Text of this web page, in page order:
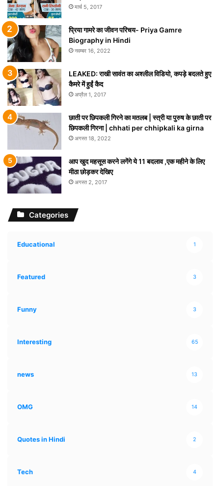
मार्च 5, 2017
प्रिया गामरे का जीवन परिचय- Priya Gamre
Biography in Hindi
नवम्बर 16, 2022
LEAKED: राखी सावंत का अश्लील विडियो, कपड़े बदलते हुए
कैमरे में हुईं कैद
अप्रैल 1, 2017
छाती पर छिपकली गिरने का मतलब | स्त्री या पुरुष के छाती पर
छिपकली गिरना | chhati per chhipkali ka girna
अगस्त 18, 2022
आप खुद महसूस करने लगेंगे ये 11 बदलाव ,एक महीने के लिए
मीठा छोड़कर देखिए
अगस्त 2, 2017
Categories
Educational 1
Featured 3
Funny 3
Interesting 65
news 13
OMG 14
Quotes in Hindi 2
Tech 4